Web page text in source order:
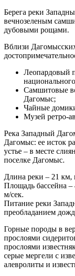
Берега реки
вечнозеленым
дубовыми рощами.
Вблизи
Леопардовый
Самшитовые
Дагомыс;
Чайные
Музей ретро-
Река Западный
Дагомыс: ее исток
устье – в месте
поселке Дагомыс.
Длина реки – 21 км,
Площадь бассейна –
м/сек.
Питание реки
преобладанием
Горные породы в
прослоями
прослоями
серые мергели с
алевролиты и